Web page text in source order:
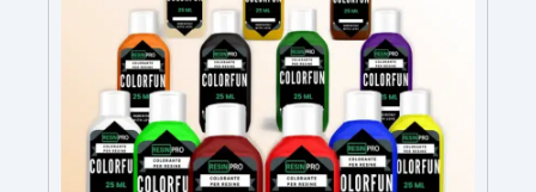
pęcherzyki powietrza i zapewniająca gładkie
wykończenie.
Bezpieczna i nietoksyczna,
wolna od BPA/VOC, certyfikowana do
długotrwałego kontaktu ze skórą.